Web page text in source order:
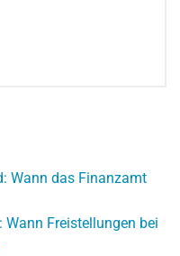
Wann das Finanzamt
Freistellungen bei